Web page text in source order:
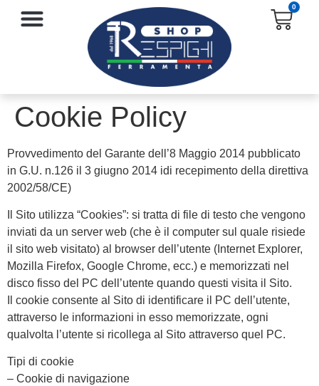
0
Cookie Policy
Provvedimento del Garante dell’8 Maggio 2014 pubblicato
in G.U. n.126 il 3 giugno 2014 idi recepimento della direttiva
2002/58/CE)
Il Sito utilizza “Cookies”: si tratta di file di testo che vengono
inviati da un server web (che è il computer sul quale risiede
il sito web visitato) al browser dell’utente (Internet Explorer,
Mozilla Firefox, Google Chrome, ecc.) e memorizzati nel
disco fisso del PC dell’utente quando questi visita il Sito.
Il cookie consente al Sito di identificare il PC dell’utente,
attraverso le informazioni in esso memorizzate, ogni
qualvolta l’utente si ricollega al Sito attraverso quel PC.
Tipi di cookie
– Cookie di navigazione